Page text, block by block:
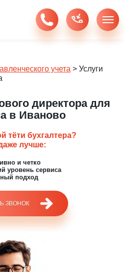
учета > Услуги
директора для
в Иваново
тёти бухгалтера?
лучше:
и четко
уровень сервиса
подход
ЗВОНОК